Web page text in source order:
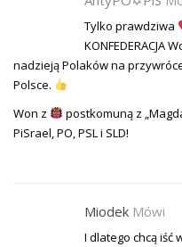
Tylko prawdziwa
KONFEDERACJA
nadzieją Polaków na
Polsce.
Won z
postkomuną z
PiSrael, PO, PSL i SLD!
Miodek Mówi
I dlatego chcą iść